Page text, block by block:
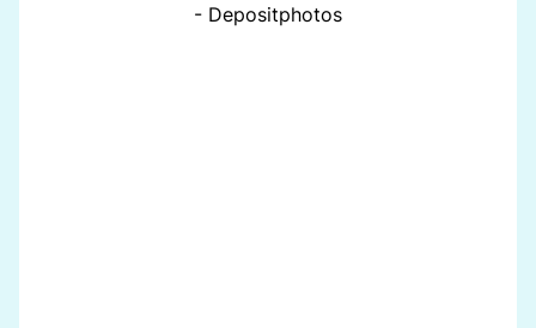
- Depositphotos